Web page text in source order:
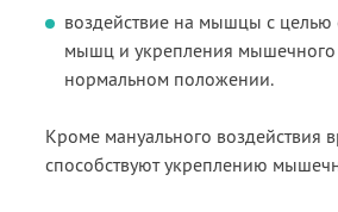
воздействие на мышцы с
мышц и укрепления
нормальном положении.
Кроме мануального воздействия
способствуют укреплению